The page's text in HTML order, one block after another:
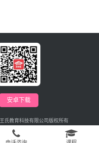
安卓下载
教育科技有限公司版权所有
：粤B2-20201042
第04146号
粤ICP备09115880号